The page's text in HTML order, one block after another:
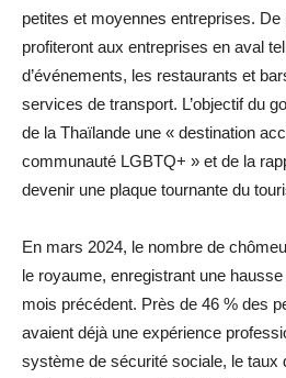
petites et moyennes entreprises.
profiteront aux entreprises en aval
d’événements, les restaurants et
services de transport. L’objectif du
de la Thaïlande une « destination
communauté LGBTQ+ » et de la
devenir une plaque tournante du
En mars 2024, le nombre de
le royaume, enregistrant une
mois précédent. Près de 46 % des
avaient déjà une expérience
système de sécurité sociale, le taux